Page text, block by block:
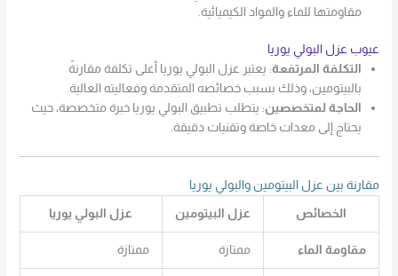
مقاومتها للماء والمواد الكيميائية.
عيوب عزل البولي يوريا
التكلفة المرتفعة: يعتبر عزل البولي يوريا أعلى تكلفة مقارنةً
بالبيتومين، وذلك بسبب خصائصه المتقدمة وفعاليته العالية.
الحاجة لمتخصصين: يتطلب تطبيق البولي يوريا خبرة متخصصة، حيث
يحتاج إلى معدات خاصة وتقنيات دقيقة.
مقارنة بين عزل البيتومين والبولي يوريا
الخصائص عزل البيتومين عزل البولي يوريا
مقاومة الماء ممتازة ممتازة